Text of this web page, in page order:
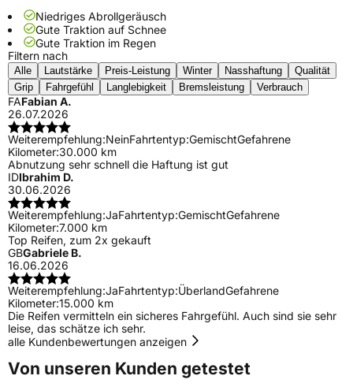
Niedriges Abrollgeräusch
Gute Traktion auf Schnee
Gute Traktion im Regen
Filtern nach
Alle Lautstärke Preis-Leistung Winter Nasshaftung
Qualität
Grip
Fahrgefühl Langlebigkeit Bremsleistung Verbrauch
FAFabian A.
26.07.2026
Weiterempfehlung:NeinFahrtentyp:GemischtGefahrene
Kilometer:30.000 km
Abnutzung sehr schnell die Haftung ist gut
IDIbrahim D.
30.06.2026
Weiterempfehlung:JaFahrtentyp:GemischtGefahrene
Kilometer:7.000 km
Top Reifen, zum 2x gekauft
GBGabriele B.
16.06.2026
Weiterempfehlung:JaFahrtentyp:ÜberlandGefahrene
Kilometer:15.000 km
Die Reifen vermitteln ein sicheres Fahrgefühl. Auch sind sie sehr
leise, das schätze ich sehr.
alle Kundenbewertungen anzeigen
Von unseren Kunden getestet